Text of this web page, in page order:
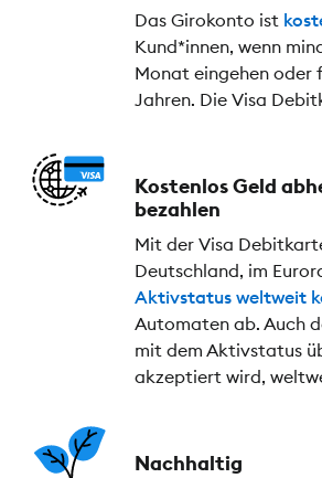
Das Girokonto ist
Kund*innen, wenn
Monat eingehen oder
Jahren. Die Visa
Kostenlos Geld
bezahlen
Mit der Visa
Deutschland, im
Aktivstatus weltweit
Automaten ab. Auch
mit dem Aktivstatus
akzeptiert wird,
Nachhaltig